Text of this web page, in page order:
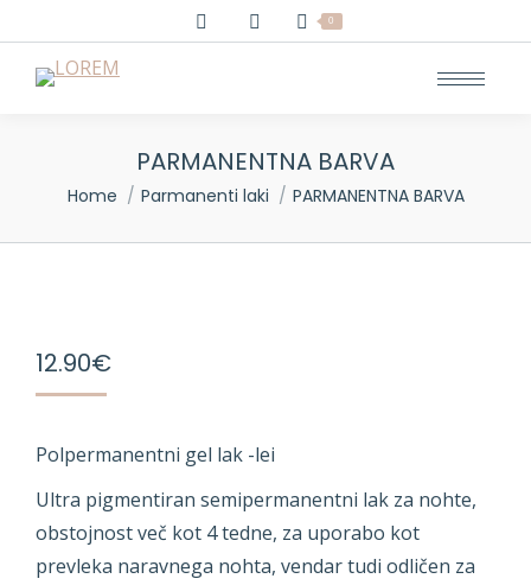
0
PARMANENTNA BARVA
You are here:
Home Parmanenti laki PARMANENTNA BARVA
12.90€
Polpermanentni gel lak -lei
Ultra pigmentiran semipermanentni lak za nohte,
obstojnost več kot 4 tedne, za uporabo kot
prevleka naravnega nohta, vendar tudi odličen za